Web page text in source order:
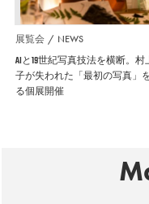
展覧会 NEWS
AIと19世紀写真技法を横断。村
子が失われた「最初の写真」
る個展開催